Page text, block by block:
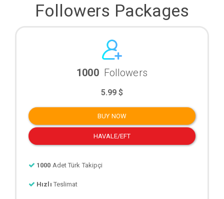
Followers Packages
1000 Followers
5.99 $
BUY NOW
HAVALE/EFT
1000 Adet Türk Takipçi
Hızlı Teslimat